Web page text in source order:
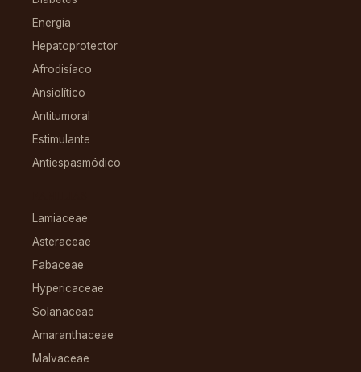
Energía
Hepatoprotector
Afrodisíaco
Ansiolítico
Antitumoral
Estimulante
Antiespasmódico
Lamiaceae
Asteraceae
Fabaceae
Hypericaceae
Solanaceae
Amaranthaceae
Malvaceae